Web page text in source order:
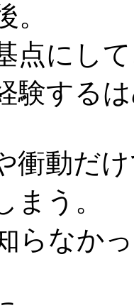
点にし
験する
衝動だ
まう。
らなか